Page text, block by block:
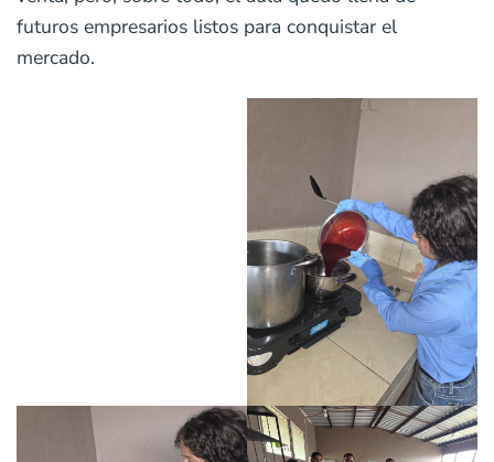
futuros empresarios listos para conquistar el
mercado.